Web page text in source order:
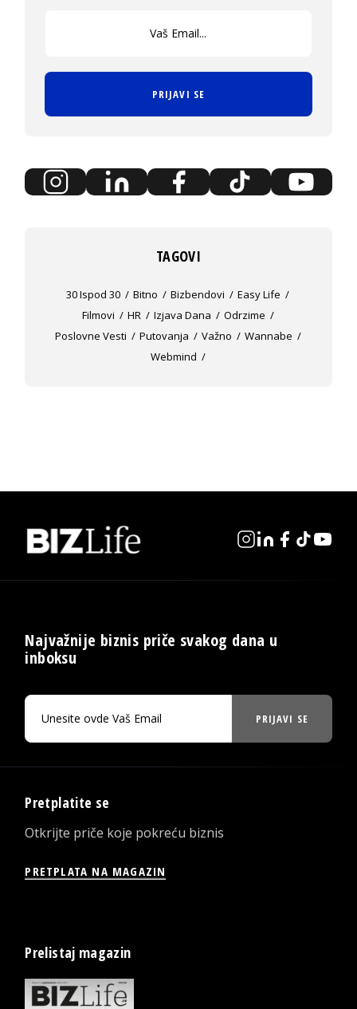
PRIJAVI SE
TAGOVI
30 Ispod 30 Bitno Bizbendovi
Easy Life
Filmovi
HR Izjava Dana
Odrzime
Poslovne Vesti
Putovanja Važno
Wannabe
Webmind
Najvažnije biznis priče svakog dana u
inboksu
PRIJAVI SE
Pretplatite se
Otkrijte priče koje pokreću biznis
PRETPLATA NA MAGAZIN
Prelistaj magazin